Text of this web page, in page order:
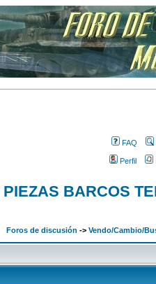
FAQ
Perfil
BARCOS
Foros de discusión -> Vendo/Cambio/